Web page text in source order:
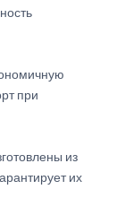
при
из
их